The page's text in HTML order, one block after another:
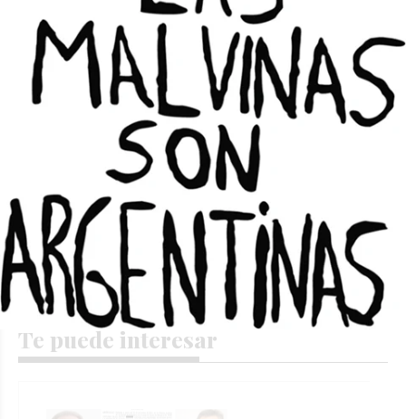
gradualmente, aunque recomendó mantener
la precaución hasta que el viento ceda por
completo. “Supuestamente hasta el mediodía
o primeras horas de la tarde ya empieza a
mejorar, a volver a la calma el tema del viento.
Y esperemos que ya mañana y pasado las
condiciones sean un poco más normales”,
concluyó.
Te puede interesar